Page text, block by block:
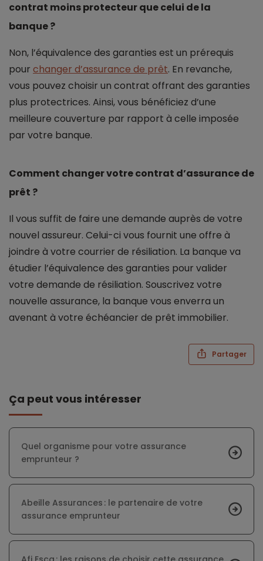
contrat moins protecteur que celui de la
banque ?
Non, l’équivalence des garanties est un prérequis
pour changer d’assurance de prêt. En revanche,
vous pouvez choisir un contrat offrant des garanties
plus protectrices. Ainsi, vous bénéficiez d’une
meilleure couverture par rapport à celle imposée
par votre banque.
Comment changer votre contrat d’assurance de
prêt ?
Il vous suffit de faire une demande auprès de votre
nouvel assureur. Celui-ci vous fournit une offre à
joindre à votre courrier de résiliation. La banque va
étudier l’équivalence des garanties pour valider
votre demande de résiliation. Souscrivez votre
nouvelle assurance, la banque vous enverra un
avenant à votre échéancier de prêt immobilier.
Partager
Ça peut vous intéresser
Quel organisme pour votre assurance
emprunteur ?
Abeille Assurances : le partenaire de votre
assurance emprunteur